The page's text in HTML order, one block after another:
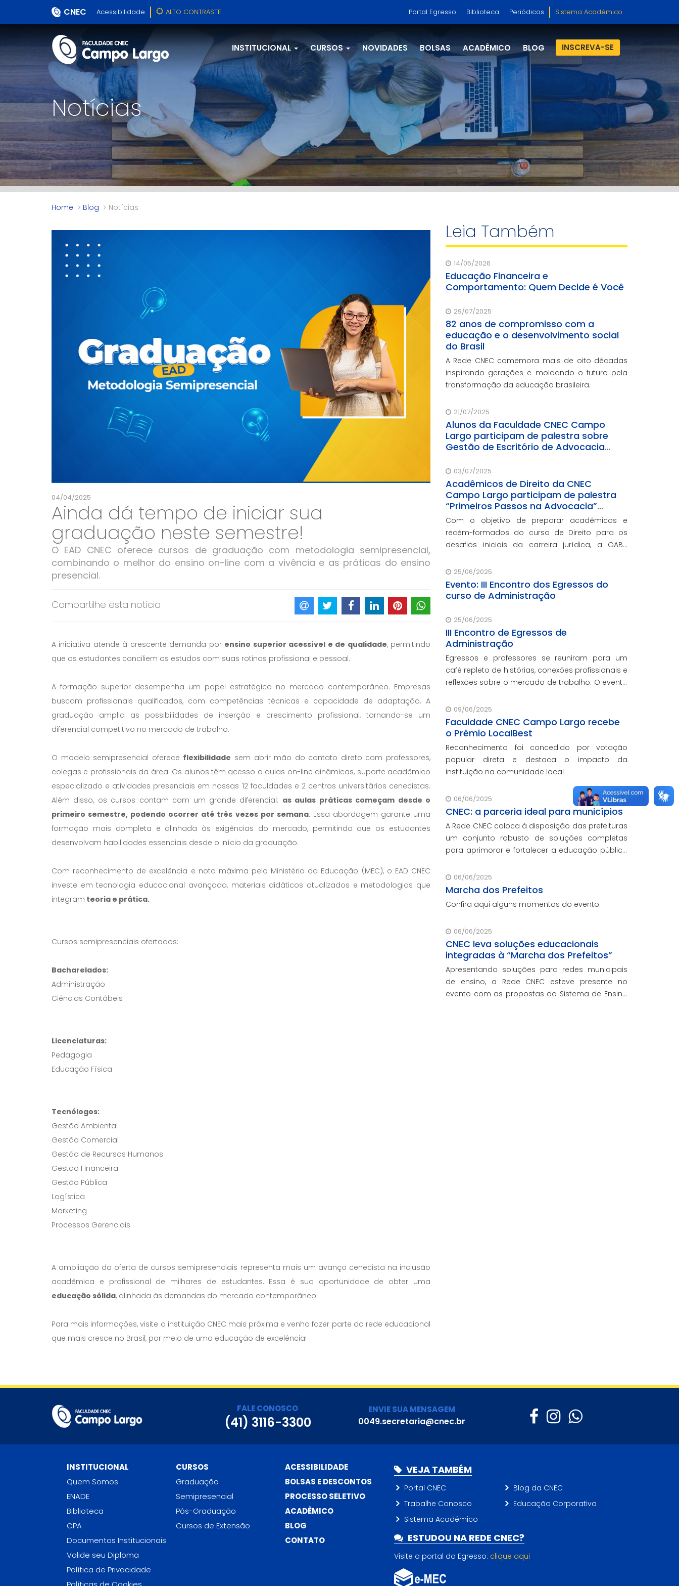
CNEC Acessibilidade ALTO CONTRASTE Portal Egresso Biblioteca Periódicos Sistema Acadêmico
INSTITUCIONAL CURSOS NOVIDADES BOLSAS ACADÊMICO BLOG INSCREVA-SE
Notícias
Home Blog Notícias
04/04/2025
Ainda dá tempo de iniciar sua
graduação neste semestre!
O EAD CNEC oferece cursos de graduação com metodologia semipresencial,
combinando o melhor do ensino on-line com a vivência e as práticas do ensino
presencial.
Compartilhe esta notícia
A iniciativa atende à crescente demanda por ensino superior acessível e de qualidade, permitindo
que os estudantes conciliem os estudos com suas rotinas profissional e pessoal.
A formação superior desempenha um papel estratégico no mercado contemporâneo. Empresas
buscam profissionais qualificados, com competências técnicas e capacidade de adaptação. A
graduação amplia as possibilidades de inserção e crescimento profissional, tornando-se um
diferencial competitivo no mercado de trabalho.
O modelo semipresencial oferece flexibilidade sem abrir mão do contato direto com professores,
colegas e profissionais da área. Os alunos têm acesso a aulas on-line dinâmicas, suporte acadêmico
especializado e atividades presenciais em nossas 12 faculdades e 2 centros universitários cenecistas.
Além disso, os cursos contam com um grande diferencial: as aulas práticas começam desde o
primeiro semestre, podendo ocorrer até três vezes por semana. Essa abordagem garante uma
formação mais completa e alinhada às exigências do mercado, permitindo que os estudantes
desenvolvam habilidades essenciais desde o início da graduação.
Com reconhecimento de excelência e nota máxima pelo Ministério da Educação (MEC), o EAD CNEC
investe em tecnologia educacional avançada, materiais didáticos atualizados e metodologias que
integram teoria e prática.
Cursos semipresenciais ofertados:
Bacharelados:
Administração
Ciências Contábeis
Licenciaturas:
Pedagogia
Educação Física
Tecnólogos:
Gestão Ambiental
Gestão Comercial
Gestão de Recursos Humanos
Gestão Financeira
Gestão Pública
Logística
Marketing
Processos Gerenciais
A ampliação da oferta de cursos semipresenciais representa mais um avanço cenecista na inclusão
acadêmica e profissional de milhares de estudantes. Essa é sua oportunidade de obter uma
educação sólida, alinhada às demandas do mercado contemporâneo.
Para mais informações, visite a instituição CNEC mais próxima e venha fazer parte da rede educacional
que mais cresce no Brasil, por meio de uma educação de excelência!
Leia Também
14/05/2026
Educação Financeira e
Comportamento: Quem Decide é Você
29/07/2025
82 anos de compromisso com a
educação e o desenvolvimento social
do Brasil
A Rede CNEC comemora mais de oito décadas
inspirando gerações e moldando o futuro pela
transformação da educação brasileira.
21/07/2025
Alunos da Faculdade CNEC Campo
Largo participam de palestra sobre
Gestão de Escritório de Advocacia
03/07/2025
Acadêmicos de Direito da CNEC
Campo Largo participam de palestra
“Primeiros Passos na Advocacia”
promovida pela OAB– Seccional
Paraná
Com o objetivo de preparar acadêmicos e
recém-formados do curso de Direito para os
desafios iniciais da carreira jurídica, a OAB–
Passos na Advocacia”.
25/06/2025
Evento: III Encontro dos Egressos do
curso de Administração
25/06/2025
III Encontro de Egressos de
Administração
Egressos e professores se reuniram para um
café repleto de histórias, conexões profissionais e
reflexões sobre o mercado de trabalho. O evento
Campo Largo, e marcou o lançamento dos
cursos semipresenciais pion
09/06/2025
Faculdade CNEC Campo Largo recebe
o Prêmio LocalBest
Reconhecimento foi concedido por votação
popular direta e destaca o impacto da
instituição na comunidade local
06/06/2025
CNEC: a parceria ideal para municípios
A Rede CNEC coloca à disposição das prefeituras
um conjunto robusto de soluções completas
para aprimorar e fortalecer a educação pública
Mesmo para os municípios que não
participaram da Marcha dos Prefeitos
06/06/2025
Marcha dos Prefeitos
Confira aqui alguns momentos do evento.
06/06/2025
CNEC leva soluções educacionais
integradas à “Marcha dos Prefeitos”
Apresentando soluções para redes municipais
de ensino, a Rede CNEC esteve presente no
evento com as propostas do Sistema de Ensino
FALE CONOSCO
(41) 3116-3300
ENVIE SUA MENSAGEM
0049.secretaria@cnec.br
INSTITUCIONAL
Quem Somos
ENADE
Biblioteca
CPA
Documentos Institucionais
Valide seu Diploma
Política de Privacidade
CURSOS
Graduação
Semipresencial
Pós-Graduação
Cursos de Extensão
ACESSIBILIDADE
BOLSAS E DESCONTOS
PROCESSO SELETIVO
ACADÊMICO
BLOG
CONTATO
VEJA TAMBÉM
Portal CNEC
Blog da CNEC
Trabalhe Conosco
Educação Corporativa
Sistema Acadêmico
ESTUDOU NA REDE CNEC?
Visite o portal do Egresso: clique aqui